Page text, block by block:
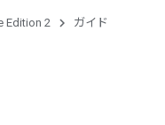
Edition 2 ガイド